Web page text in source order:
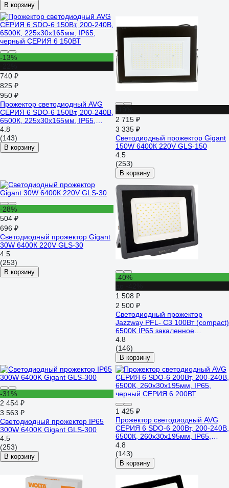
В корзину
-13%
740 ₽
825 ₽
950 ₽
Прожектор светодиодный AVG
СЕРИЯ 6 SDO-6 150Вт, 200-240В,
6500К, 225x30x165мм, IP65,
черный СЕРИЯ 6 150ВТ
4.8
(143)
В корзину
2 715 ₽
3 335 ₽
Светодиодный прожектор Gigant
150W 6400К 220V GLS-150
4.5
(253)
В корзину
-28%
504 ₽
696 ₽
Светодиодный прожектор Gigant
30W 6400К 220V GLS-30
4.5
(253)
В корзину
-40%
1 508 ₽
2 500 ₽
Светодиодный прожектор
Jazzway PFL- C3 100Вт (compact)
6500K IP65 закаленное
прозрачное стекло 5023628A
4.8
(146)
В корзину
-31%
2 454 ₽
3 563 ₽
Светодиодный прожектор IP65
300W 6400K Gigant GLS-300
4.5
(253)
В корзину
1 425 ₽
Прожектор светодиодный AVG
СЕРИЯ 6 SDO-6 200Вт, 200-240В,
6500К, 260x30x195мм, IP65,
черный СЕРИЯ 6 200ВТ
4.8
(143)
В корзину